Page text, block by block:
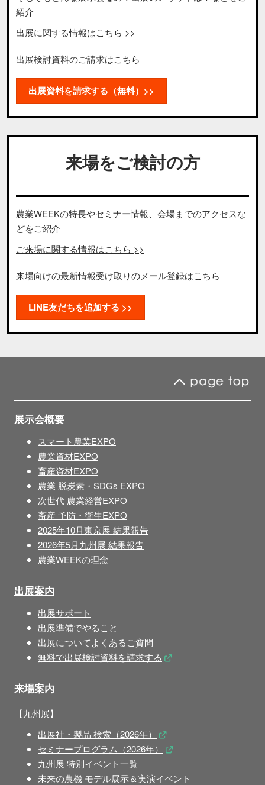
紹介
出展に関する情報はこちら >>
出展検討資料のご請求はこちら
出展資料を請求する（無料）>>
来場をご検討の方
農業WEEKの特長やセミナー情報、会場までのアクセスな
どをご紹介
ご来場に関する情報はこちら >>
来場向けの最新情報受け取りのメール登録はこちら
LINE友だちを追加する >>
展示会概要
スマート農業EXPO
農業資材EXPO
畜産資材EXPO
農業 脱炭素・SDGs EXPO
次世代 農業経営EXPO
畜産 予防・衛生EXPO
2025年10月東京展 結果報告
2026年5月九州展 結果報告
農業WEEKの理念
出展案内
出展サポート
出展準備でやること
出展についてよくあるご質問
無料で出展検討資料を請求する
来場案内
【九州展】
出展社・製品 検索（2026年）
セミナープログラム（2026年）
九州展 特別イベント一覧
未来の農機 モデル展示＆実演イベント